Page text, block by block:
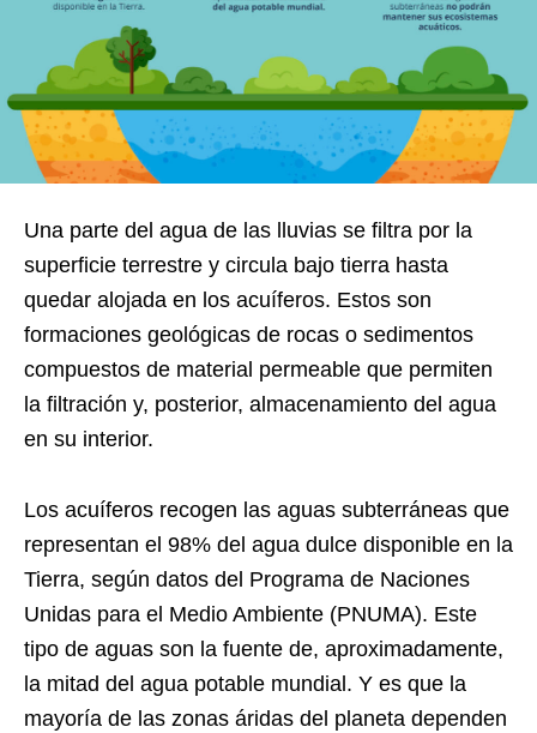
Una parte del agua de las lluvias se filtra por la
superficie terrestre y circula bajo tierra hasta
quedar alojada en los acuíferos. Estos son
formaciones geológicas de rocas o sedimentos
compuestos de material permeable que permiten
la filtración y, posterior, almacenamiento del agua
en su interior.
Los acuíferos recogen las aguas subterráneas que
representan el 98% del agua dulce disponible en la
Tierra, según datos del Programa de Naciones
Unidas para el Medio Ambiente (PNUMA). Este
tipo de aguas son la fuente de, aproximadamente,
la mitad del agua potable mundial. Y es que la
mayoría de las zonas áridas del planeta dependen